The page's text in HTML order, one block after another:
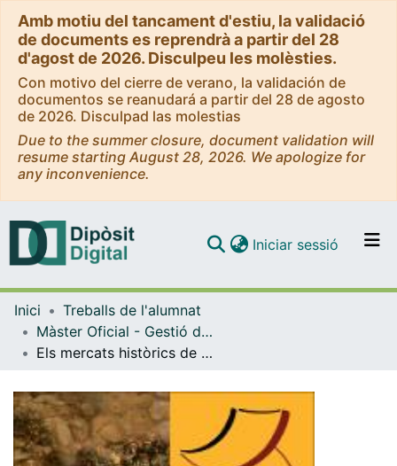
Amb motiu del tancament d'estiu, la validació
de documents es reprendrà a partir del 28
d'agost de 2026. Disculpeu les molèsties.
Con motivo del cierre de verano, la validación de
documentos se reanudará a partir del 28 de agosto
de 2026. Disculpad las molestias
Due to the summer closure, document validation will
resume starting August 28, 2026. We apologize for
any inconvenience.
Navega per tot el DD
Com publicar
Iniciar sessió (current)
Inici
Treballs de l'alumnat
Màster Oficial - Gestió del Patrimoni Cultural i Museologia
Els mercats històrics de Palerm: una proposta de dinamització patrimonial